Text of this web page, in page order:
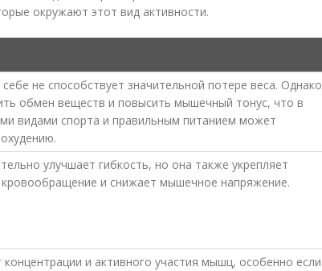
окружают этот вид активности.
не способствует значительной потере веса. Однако
обмен веществ и повысить мышечный тонус, что в
видами спорта и правильным питанием может
улучшает гибкость, но она также укрепляет
и снижает мышечное напряжение.
концентрации и активного участия мышц, особенно если